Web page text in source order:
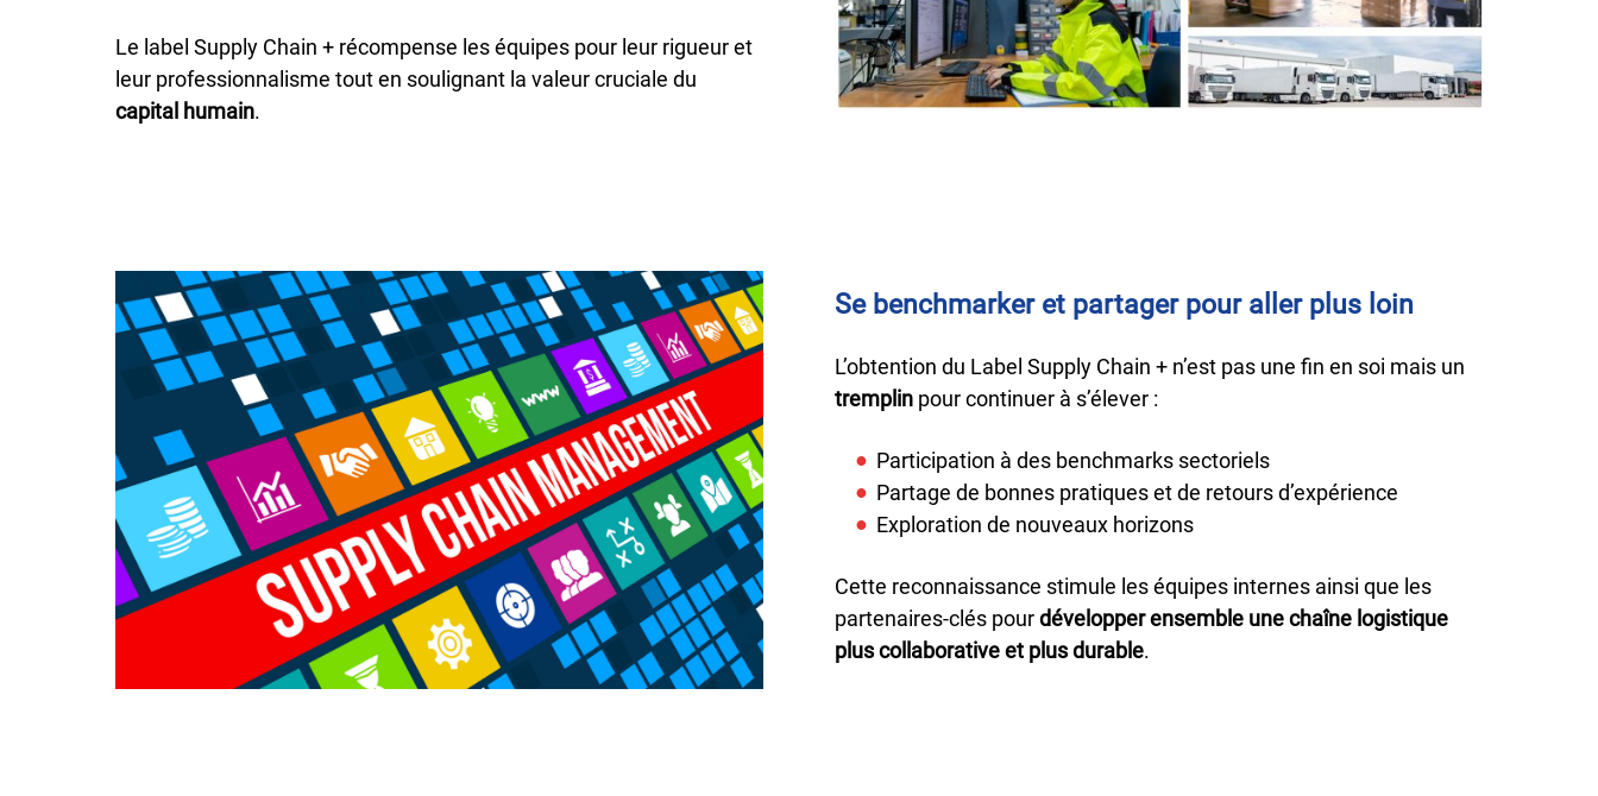
Le label Supply Chain + récompense les équipes pour leur rigueur et
leur professionnalisme tout en soulignant la valeur cruciale du
capital humain.
Se benchmarker et partager pour aller plus loin
L’obtention du Label Supply Chain + n’est pas une fin en soi mais un
tremplin pour continuer à s’élever :
Participation à des benchmarks sectoriels
Partage de bonnes pratiques et de retours d’expérience
Exploration de nouveaux horizons
Cette reconnaissance stimule les équipes internes ainsi que les
partenaires-clés pourdévelopper ensemble une chaîne logistique
plus collaborative et plus durable.